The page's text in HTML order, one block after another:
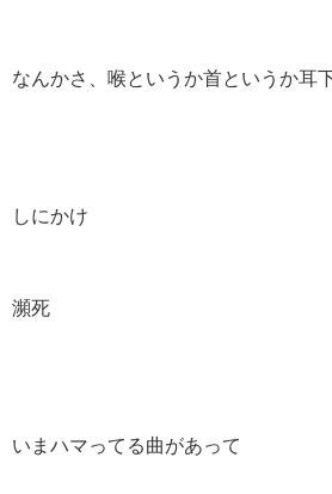
なんかさ、喉というか首というか耳
しにかけ
瀕死
いまハマってる曲があって